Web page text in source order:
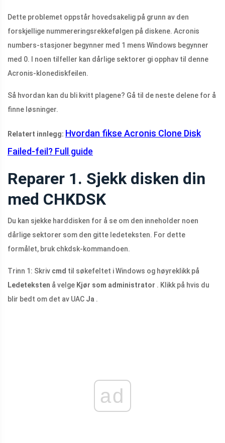
Dette problemet oppstår hovedsakelig på grunn av den
forskjellige nummereringsrekkefølgen på diskene. Acronis
numbers-stasjoner begynner med 1 mens Windows begynner
med 0. I noen tilfeller kan dårlige sektorer gi opphav til denne
Acronis-klonediskfeilen.
Så hvordan kan du bli kvitt plagene? Gå til de neste delene for å
finne løsninger.
Relatert innlegg: Hvordan fikse Acronis Clone Disk
Failed-feil? Full guide
Reparer 1. Sjekk disken din
med CHKDSK
Du kan sjekke harddisken for å se om den inneholder noen
dårlige sektorer som den gitte ledeteksten. For dette
formålet, bruk chkdsk-kommandoen.
Trinn 1: Skriv cmd til søkefeltet i Windows og høyreklikk på
Ledeteksten å velge Kjør som administrator . Klikk på hvis du
blir bedt om det av UAC Ja .
ad